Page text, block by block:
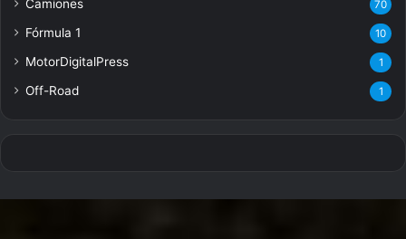
Camiones 70
Fórmula 1 10
MotorDigitalPress 1
Off-Road 1